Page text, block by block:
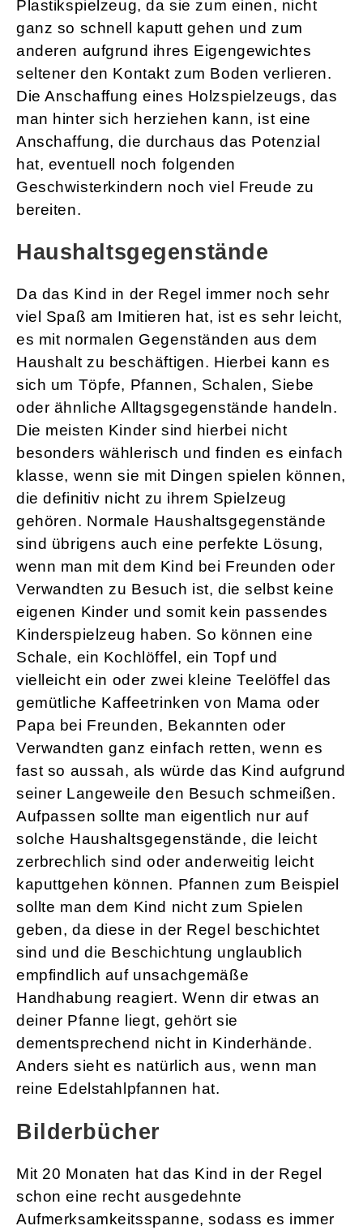
Plastikspielzeug, da sie zum einen, nicht
ganz so schnell kaputt gehen und zum
anderen aufgrund ihres Eigengewichtes
seltener den Kontakt zum Boden verlieren.
Die Anschaffung eines Holzspielzeugs, das
man hinter sich herziehen kann, ist eine
Anschaffung, die durchaus das Potenzial
hat, eventuell noch folgenden
Geschwisterkindern noch viel Freude zu
bereiten.
Haushaltsgegenstände
Da das Kind in der Regel immer noch sehr
viel Spaß am Imitieren hat, ist es sehr leicht,
es mit normalen Gegenständen aus dem
Haushalt zu beschäftigen. Hierbei kann es
sich um Töpfe, Pfannen, Schalen, Siebe
oder ähnliche Alltagsgegenstände handeln.
Die meisten Kinder sind hierbei nicht
besonders wählerisch und finden es einfach
klasse, wenn sie mit Dingen spielen können,
die definitiv nicht zu ihrem Spielzeug
gehören. Normale Haushaltsgegenstände
sind übrigens auch eine perfekte Lösung,
wenn man mit dem Kind bei Freunden oder
Verwandten zu Besuch ist, die selbst keine
eigenen Kinder und somit kein passendes
Kinderspielzeug haben. So können eine
Schale, ein Kochlöffel, ein Topf und
vielleicht ein oder zwei kleine Teelöffel das
gemütliche Kaffeetrinken von Mama oder
Papa bei Freunden, Bekannten oder
Verwandten ganz einfach retten, wenn es
fast so aussah, als würde das Kind aufgrund
seiner Langeweile den Besuch schmeißen.
Aufpassen sollte man eigentlich nur auf
solche Haushaltsgegenstände, die leicht
zerbrechlich sind oder anderweitig leicht
kaputtgehen können. Pfannen zum Beispiel
sollte man dem Kind nicht zum Spielen
geben, da diese in der Regel beschichtet
sind und die Beschichtung unglaublich
empfindlich auf unsachgemäße
Handhabung reagiert. Wenn dir etwas an
deiner Pfanne liegt, gehört sie
dementsprechend nicht in Kinderhände.
Anders sieht es natürlich aus, wenn man
reine Edelstahlpfannen hat.
Bilderbücher
Mit 20 Monaten hat das Kind in der Regel
schon eine recht ausgedehnte
Aufmerksamkeitsspanne, sodass es immer